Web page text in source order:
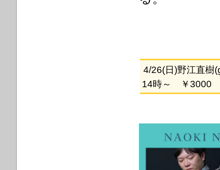
4/26(日)野江直樹
14時～ ￥3000